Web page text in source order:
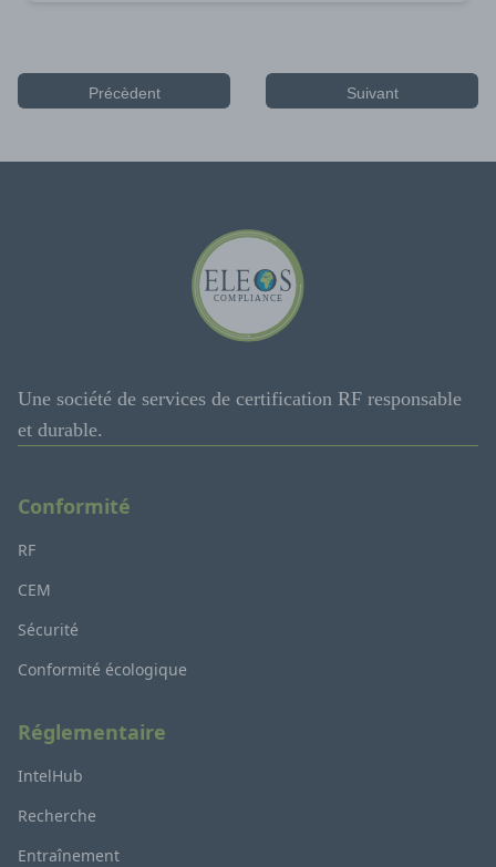
Précèdent Suivant
Une société de services de certification RF responsable
et durable.
Conformité
RF
CEM
Sécurité
Conformité écologique
Réglementaire
IntelHub
Recherche
Entraînement